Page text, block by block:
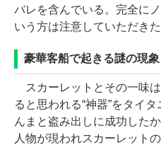
バレを含んでいる。完全に
いう方は注意していただきた
豪華客船で起きる謎の現
スカーレットとその一味
ると思われる“神器”をタイ
んまと盗み出しに成功した
人物が現われスカーレット